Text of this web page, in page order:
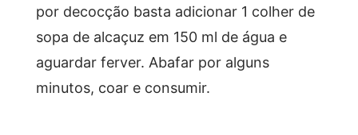
por decocção basta adicionar 1 colher de
sopa de alcaçuz em 150 ml de água e
aguardar ferver. Abafar por alguns
minutos, coar e consumir.